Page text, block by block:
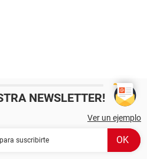
NEWSLETTER!
Ver un ejemplo